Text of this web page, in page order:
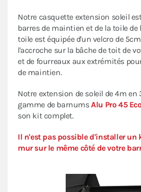
Notre casquette extension soleil
barres de maintien et de la toile de
toile est équipée d'un velcro de
l'accroche sur la bâche de toit de
et de fourreaux aux extrémités
de maintien.
Notre extension de soleil de 4m
gamme de barnumsAlu Pro 45
son kit complet.
Il n'est pas possible d'installer un
mur sur le même côté de votre